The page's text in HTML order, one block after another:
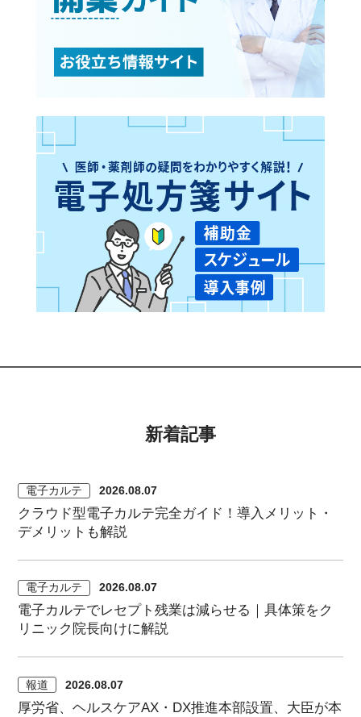
新着記事
電子カルテ 2026.08.07
クラウド型電子カルテ完全ガイド！導入メリット・
デメリットも解説
電子カルテ 2026.08.07
電子カルテでレセプト残業は減らせる｜具体策をク
リニック院長向けに解説
報道 2026.08.07
厚労省、ヘルスケアAX・DX推進本部設置、大臣が本